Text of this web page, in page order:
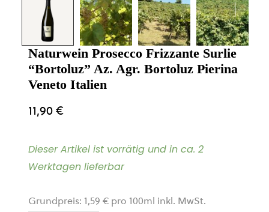
Naturwein Prosecco Frizzante Surlie
“Bortoluz” Az. Agr. Bortoluz Pierina
Veneto Italien
11,90€
Dieser Artikel ist vorrätig und in ca. 2
Werktagen lieferbar
Grundpreis: 1,59 € pro 100ml inkl. MwSt.